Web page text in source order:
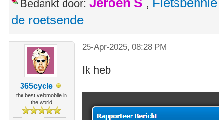
Bedankt door: Jeroen S , Fietsbennie
de roetsende
365cycle
the best velomobile in
the world
25-Apr-2025, 08:28 PM
Ik heb